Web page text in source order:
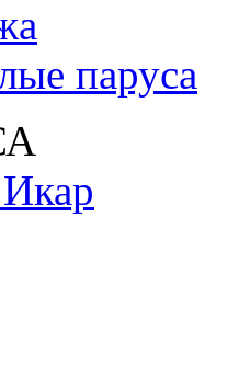
паруса